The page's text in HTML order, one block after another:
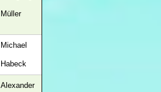
Müller
Michael
Habeck
Alexander